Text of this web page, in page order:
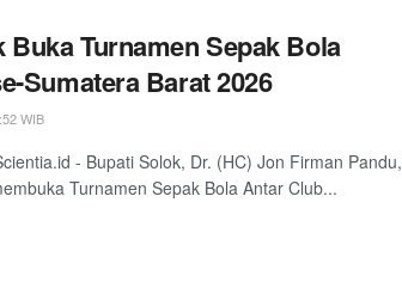
Buka Turnamen Sepak Bola
Sumatera Barat 2026
WIB
- Bupati Solok, Dr. (HC) Jon Firman Pandu,
Turnamen Sepak Bola Antar Club...